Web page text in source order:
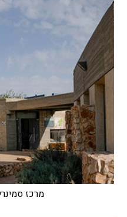
מרכז